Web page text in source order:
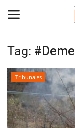
Inicio
Crónica
Policial
Tag:
Tribunales